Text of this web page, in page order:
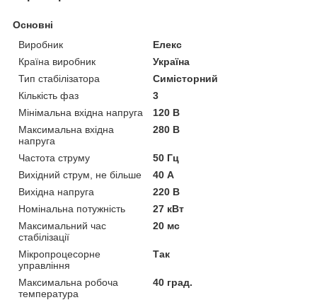
Основні
Виробник
Елекс
Країна виробник
Україна
Тип стабілізатора
Симісторний
Кількість фаз
3
Мінімальна вхідна напруга
120 В
Максимальна вхідна
напруга
280 В
Частота струму
50 Гц
Вихідний струм, не більше
40 А
Вихідна напруга
220 В
Номінальна потужність
27 кВт
Максимальний час
стабілізації
20 мс
Мікропроцесорне
управління
Так
Максимальна робоча
температура
40 град.